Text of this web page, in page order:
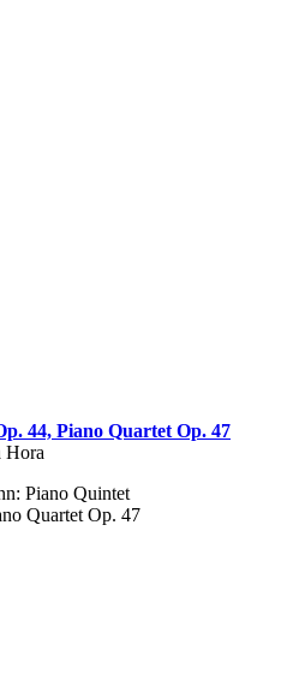
44, Piano Quartet Op. 47
Hora